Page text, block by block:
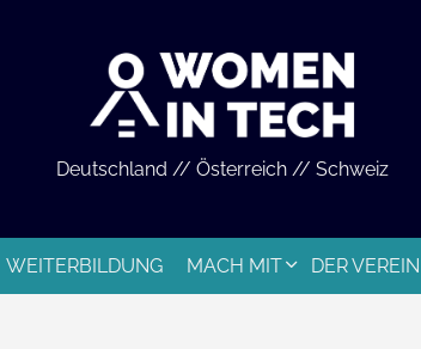
Deutschland // Österreich // Schweiz
WEITERBILDUNG MACH MIT DER VEREIN